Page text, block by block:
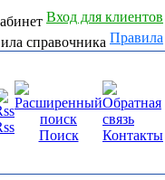
Вход для клиентов
Правила
Поиск Контакты